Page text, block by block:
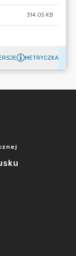
314.05 KB
METRYCZKA